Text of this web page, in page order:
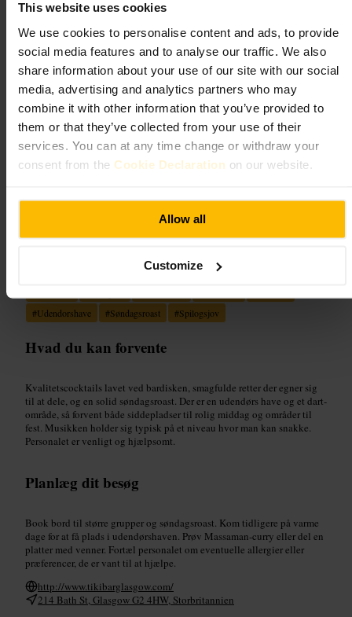
This website uses cookies
We use cookies to personalise content and ads, to provide
social media features and to analyse our traffic. We also
share information about your use of our site with our social
media, advertising and analytics partners who may
combine it with other information that you’ve provided to
them or that they’ve collected from your use of their
services. You can at any time change or withdraw your
consent from the Cookie Declaration on our website.
Allow all
Customize
Tiki Bar & Kitsch Inn
krkr
4,4
4,5
Billede /Tiki Bar & Kitsch Inn
Glasgow”
#Udendorshave #Søndagsroast #Spilogsjov
Hvad du kan forvente
Kvalitetscocktails lavet ved bardisken, smagfulde retter der egner sig
til at dele, og en solid søndagsroast. Der er en udendørs have og et dart-
område, så forvent både siddepladser til rolig middag og områder til
fest. Musikken holder sig typisk på et niveau hvor man kan snakke.
Personalet er venligt og hjælpsomt.
Planlæg dit besøg
Book bord til større grupper og søndagsroast. Kom tidligere på varme
dage for at få plads i udendørshaven. Prøv Massaman-curry eller del en
platter med venner. Fortæl personalet om eventuelle allergier eller
præferencer, de er vant til at hjælpe.
http://www.tikibarglasgow.com/
214 Bath St, Glasgow G2 4HW, Storbritannien